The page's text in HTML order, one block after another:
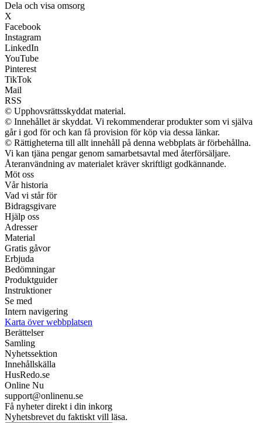
Dela och visa omsorg
X
Facebook
Instagram
LinkedIn
YouTube
Pinterest
TikTok
Mail
RSS
© Upphovsrättsskyddat material.
© Innehållet är skyddat. Vi rekommenderar produkter som vi själva
går i god för och kan få provision för köp via dessa länkar.
© Rättigheterna till allt innehåll på denna webbplats är förbehållna.
Vi kan tjäna pengar genom samarbetsavtal med återförsäljare.
Återanvändning av materialet kräver skriftligt godkännande.
Möt oss
Vår historia
Vad vi står för
Bidragsgivare
Hjälp oss
Adresser
Material
Gratis gåvor
Erbjuda
Bedömningar
Produktguider
Instruktioner
Se med
Intern navigering
Karta över webbplatsen
Berättelser
Samling
Nyhetssektion
Innehållskälla
HusRedo.se
Online Nu
support@onlinenu.se
Få nyheter direkt i din inkorg
Nyhetsbrevet du faktiskt vill läsa.